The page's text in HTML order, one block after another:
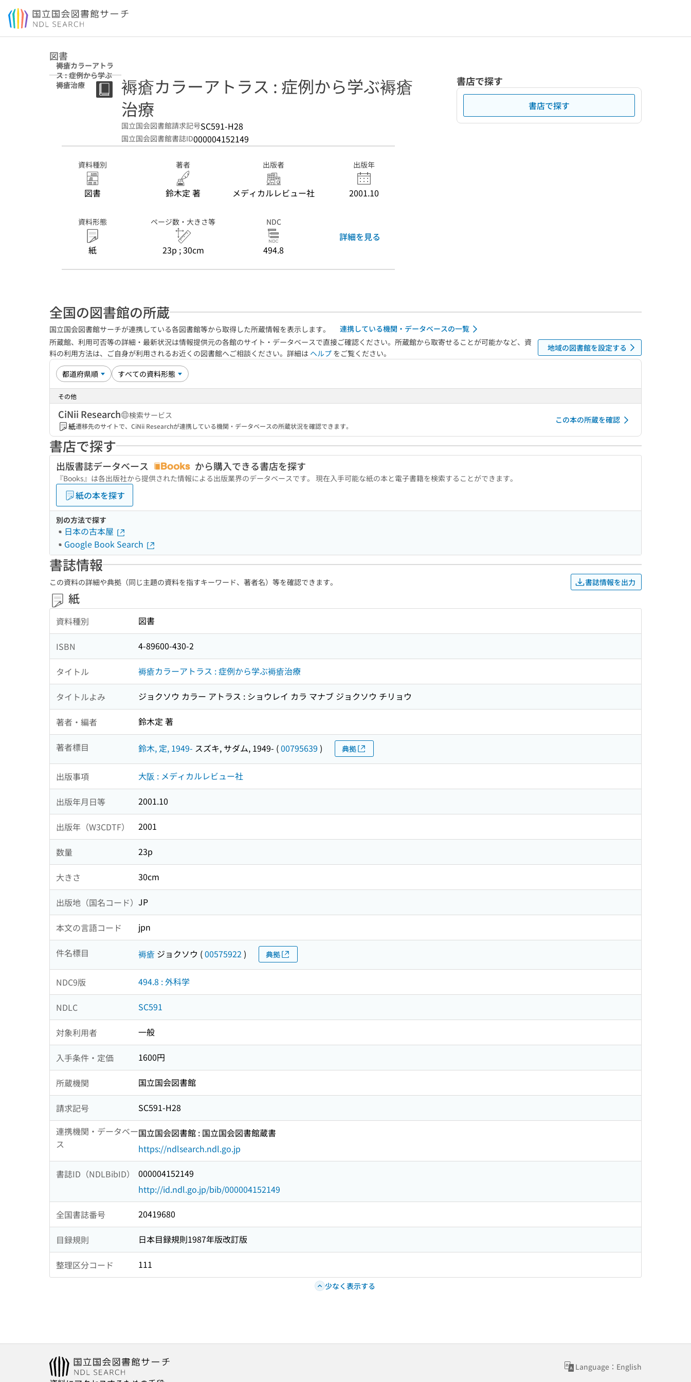
本文へ移動
図書
褥瘡カラーアトラ
ス : 症例から学ぶ
褥瘡治療
褥瘡カラーアトラス : 症例から学ぶ褥瘡
治療
国立国会図書館請求記号SC591-H28
国立国会図書館書誌ID000004152149
資料種別
図書
著者
鈴木定 著
出版者
メディカルレビュー社
出版年
2001.10
資料形態
紙
ページ数・大きさ等
23p ; 30cm
NDC
494.8
詳細を見る
書店で探す
書店で探す
全国の図書館の所蔵
国立国会図書館サーチが連携している各図書館等から取得した所蔵情報を表示します。
連携している機関・データベースの一覧
所蔵館、利用可否等の詳細・最新状況は情報提供元の各館のサイト・データベースで直接ご確認ください。所蔵館から取寄せることが可能かなど、資
料の利用方法は、ご自身が利用されるお近くの図書館へご相談ください。詳細は ヘルプ をご覧ください。
地域の図書館を設定する
その他
CiNii Research
検索サービス
紙遷移先のサイトで、CiNii Researchが連携している機関・データベースの所蔵状況を確認できます。
この本の所蔵を確認
書店で探す
出版書誌データベース から購入できる書店を探す
『Books』は各出版社から提供された情報による出版業界のデータベースです。 現在入手可能な紙の本と電子書籍を検索することができます。
紙の本を探す
別の方法で探す
日本の古本屋
Google Book Search
書誌情報
この資料の詳細や典拠（同じ主題の資料を指すキーワード、著者名）等を確認できます。 書誌情報を出力
紙
資料種別 図書
ISBN 4-89600-430-2
タイトル 褥瘡カラーアトラス : 症例から学ぶ褥瘡治療
タイトルよみ ジョクソウ カラー アトラス : ショウレイ カラ マナブ ジョクソウ チリョウ
著者・編者 鈴木定 著
著者標目 鈴木, 定, 1949- スズキ, サダム, 1949- (00795639 ) 典拠
出版事項 大阪 : メディカルレビュー社
出版年月日等 2001.10
出版年（W3CDTF） 2001
数量 23p
大きさ 30cm
出版地（国名コード） JP
本文の言語コード jpn
件名標目 褥瘡 ジョクソウ (00575922 ) 典拠
NDC9版 494.8 : 外科学
NDLC SC591
対象利用者 一般
入手条件・定価 1600円
所蔵機関 国立国会図書館
請求記号
SC591-H28
連携機関・データベー
ス
国立国会図書館 : 国立国会図書館蔵書
https://ndlsearch.ndl.go.jp
書誌ID（NDLBibID）
000004152149
http://id.ndl.go.jp/bib/000004152149
全国書誌番号 20419680
目録規則 日本目録規則1987年版改訂版
整理区分コード 111
少なく表示する
Language：English